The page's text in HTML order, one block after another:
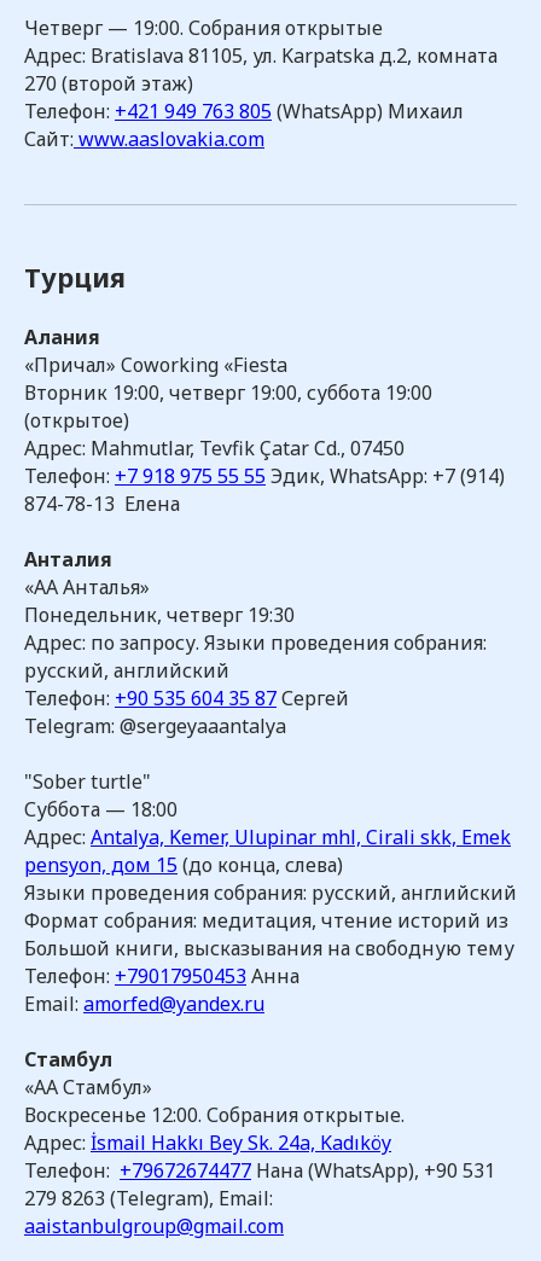
Четверг — 19:00. Собрания открытые
Адрес: Bratislava 81105, ул. Karpatska д.2, комната
270 (второй этаж)
Телефон: +421 949 763 805(WhatsApp) Михаил
Сайт: www.aaslovakia.com
Турция
Алания
«Причал» Coworking «Fiesta
Вторник 19:00, четверг 19:00, суббота 19:00
(открытое)
Адрес: Mahmutlar, Tevfik Çatar Cd., 07450
Телефон: +7 918 975 55 55Эдик, WhatsApp: +7 (914)
874-78-13 Елена
Анталия
«АА Анталья»
Понедельник, четверг 19:30
Адрес: по запросу. Языки проведения собрания:
русский, английский
Телефон: +90 535 604 35 87Сергей
Telegram: @sergeyaaantalya
"Sober turtle"
Суббота — 18:00
Адрес: Antalya, Kemer, Ulupinar mhl, Cirali skk, Emek
pensyon, дом 15(до конца, слева)
Языки проведения собрания: русский, английский
Формат собрания: медитация, чтение историй из
Большой книги, высказывания на свободную тему
Телефон: +79017950453 Анна
Email: amorfed@yandex.ru
Стамбул
«АА Стамбул»
Воскресенье 12:00. Собрания открытые.
Адрес: İsmail Hakkı Bey Sk. 24a, Kadıköy
Телефон: +79672674477 Нана (WhatsApp), +90 531
279 8263 (Telegram), Email:
aaistanbulgroup@gmail.com
Последние новости